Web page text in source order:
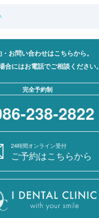
お問い合わせはこちらから。
合にはお電話でご相談ください。
完全予約制
238-2822
24時間オンライン受付
ご予約はこちらから